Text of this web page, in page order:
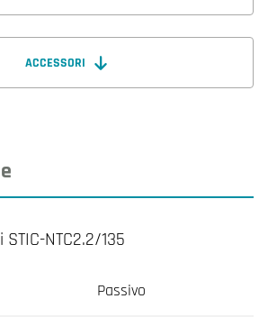
ACCESSORI
NTC2.2/135
Passivo